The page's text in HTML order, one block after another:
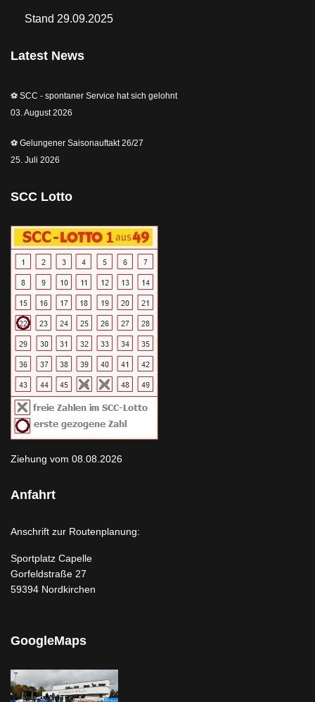
Stand 29.09.2025
Latest News
⚽️ SCC - spontaner Service hat sich gelohnt
03. August 2026
⚽️ Gelungener Saisonauftakt 26/27
25. Juli 2026
SCC Lotto
Ziehung vom 08.08.2026
Anfahrt
Anschrift zur Routenplanung:
Sportplatz Capelle
Gorfeldstraße 27
59394 Nordkirchen
GoogleMaps